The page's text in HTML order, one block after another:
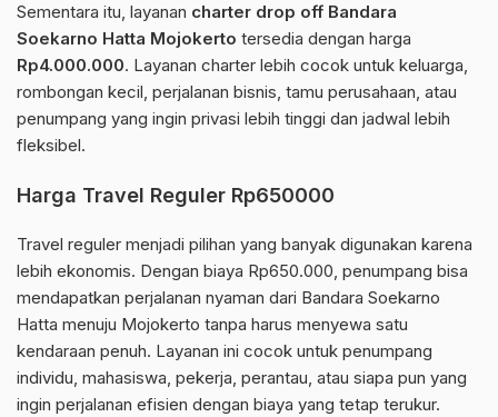
Sementara itu, layanan charter drop off Bandara
Soekarno Hatta Mojokerto tersedia dengan harga
Rp4.000.000. Layanan charter lebih cocok untuk keluarga,
rombongan kecil, perjalanan bisnis, tamu perusahaan, atau
penumpang yang ingin privasi lebih tinggi dan jadwal lebih
fleksibel.
Harga Travel Reguler Rp650000
Travel reguler menjadi pilihan yang banyak digunakan karena
lebih ekonomis. Dengan biaya Rp650.000, penumpang bisa
mendapatkan perjalanan nyaman dari Bandara Soekarno
Hatta menuju Mojokerto tanpa harus menyewa satu
kendaraan penuh. Layanan ini cocok untuk penumpang
individu, mahasiswa, pekerja, perantau, atau siapa pun yang
ingin perjalanan efisien dengan biaya yang tetap terukur.